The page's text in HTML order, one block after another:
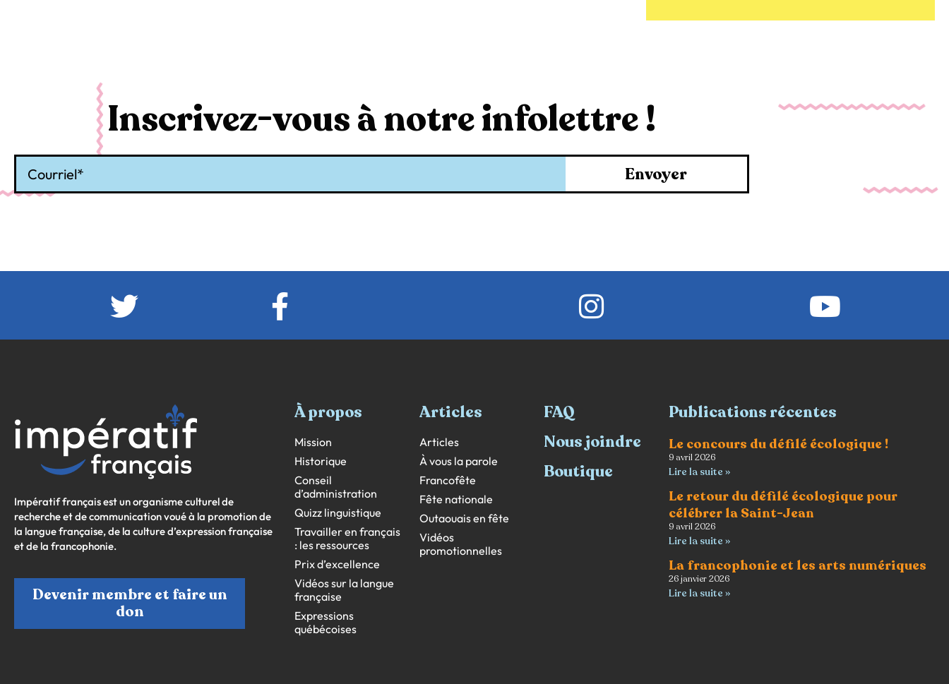
Inscrivez-vous à notre infolettre !
Envoyer
Impératif français est un organisme culturel de
recherche et de communication voué à la promotion de
la langue française, de la culture d’expression française
et de la francophonie.
Devenir membre et faire un
don
À propos
Mission
Historique
Conseil
d’administration
Quizz linguistique
Travailler en français
: les ressources
Prix d’excellence
Vidéos sur la langue
française
Expressions
québécoises
Articles
Articles
À vous la parole
Francofête
Fête nationale
Outaouais en fête
Vidéos
promotionnelles
FAQ
Nous joindre
Boutique
Publications récentes
Le concours du défilé écologique !
9 avril 2026
Lire la suite »
Le retour du défilé écologique pour
célébrer la Saint-Jean
9 avril 2026
Lire la suite »
La francophonie et les arts numériques
26 janvier 2026
Lire la suite »